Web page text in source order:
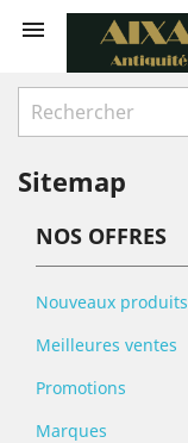

Sitemap
NOS OFFRES
Nouveaux produits
Meilleures ventes
Promotions
Marques